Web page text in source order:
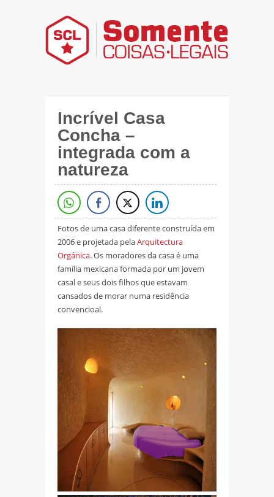
Incrível Casa
Concha –
integrada com a
natureza
Fotos de uma casa diferente construída em
2006 e projetada pelaArquitectura
Orgánica. Os moradores da casa é uma
família mexicana formada por um jovem
casal e seus dois filhos que estavam
cansados de morar numa residência
convencioal.